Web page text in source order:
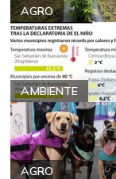
AGRO
AMBIENTE
AGRO